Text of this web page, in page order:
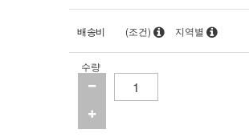
배송비 (조건) 지역별
수량